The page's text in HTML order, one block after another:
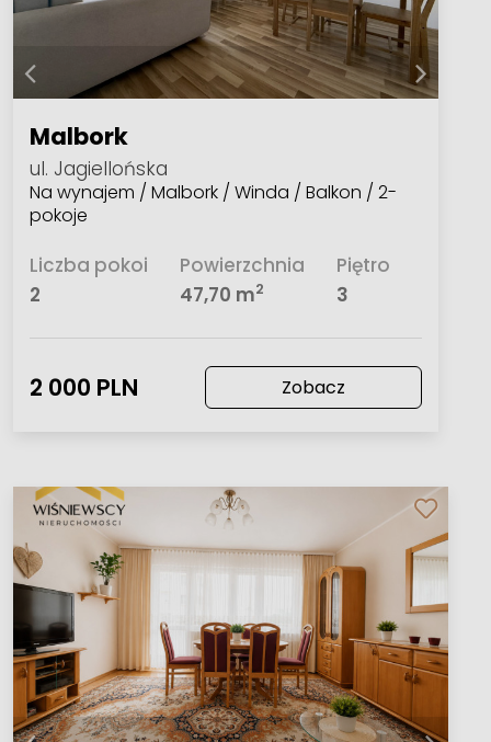
Malbork
ul. Jagiellońska
Na wynajem / Malbork / Winda / Balkon / 2-
pokoje
Liczba pokoi
2
Powierzchnia
47,70 m2
Piętro
3
2 000 PLN Zobacz